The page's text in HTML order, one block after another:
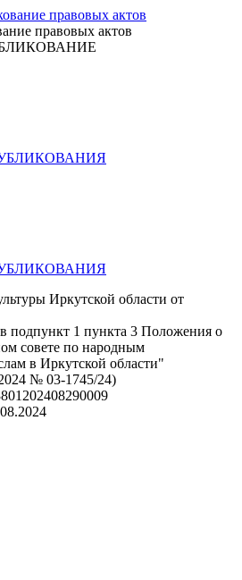
правовых актов
Иркутской области от
подпункт 1 пункта 3 Положения о
совете по народным
в Иркутской области"
№ 03-1745/24)